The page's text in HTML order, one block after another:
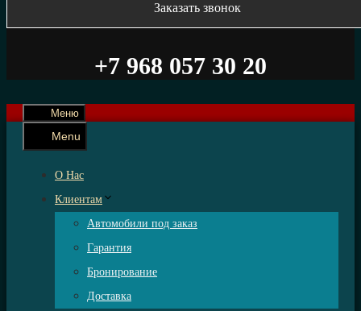
Заказать звонок
+7 968 057 30 20
Меню
Menu
О Нас
Клиентам
Автомобили под заказ
Гарантия
Бронирование
Доставка